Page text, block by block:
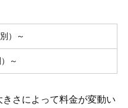
）～
～
さによって料金が変動い